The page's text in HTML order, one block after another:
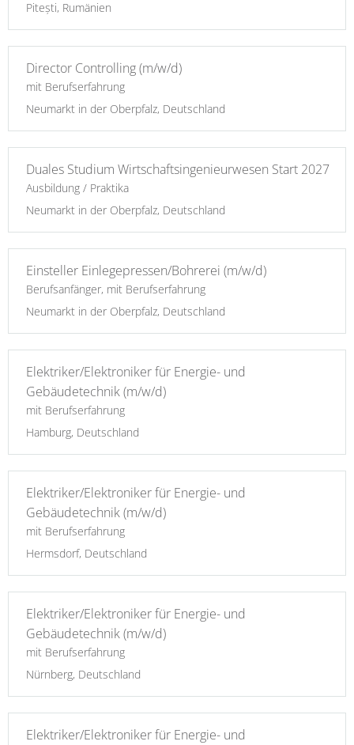
Pitești, Rumänien
Director Controlling (m/w/d)
mit Berufserfahrung
Neumarkt in der Oberpfalz, Deutschland
Duales Studium Wirtschaftsingenieurwesen Start 2027
Ausbildung / Praktika
Neumarkt in der Oberpfalz, Deutschland
Einsteller Einlegepressen/Bohrerei (m/w/d)
Berufsanfänger, mit Berufserfahrung
Neumarkt in der Oberpfalz, Deutschland
Elektriker/Elektroniker für Energie- und
Gebäudetechnik (m/w/d)
mit Berufserfahrung
Hamburg, Deutschland
Elektriker/Elektroniker für Energie- und
Gebäudetechnik (m/w/d)
mit Berufserfahrung
Hermsdorf, Deutschland
Elektriker/Elektroniker für Energie- und
Gebäudetechnik (m/w/d)
mit Berufserfahrung
Nürnberg, Deutschland
Elektriker/Elektroniker für Energie- und